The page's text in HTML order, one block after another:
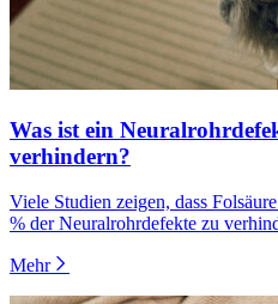
Was ist ein
verhindern?
Viele Studien zeigen, dass
% der Neuralrohrdefekte zu
Mehr